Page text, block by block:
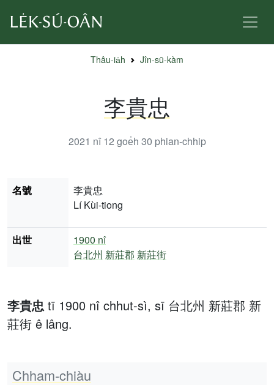
Thâu-ia̍h Jîn-sū-kàm
李貴忠
2021 nî 12 goe̍h 30 phian-chhip
李貴忠 tī 1900 nî chhut-sì, sī 台北州 新莊郡 新
莊街 ê lâng.
Chham-chiàu
名號
李貴忠
Lí Kùi-tiong
出世
1900 nî
台北州 新莊郡 新莊街